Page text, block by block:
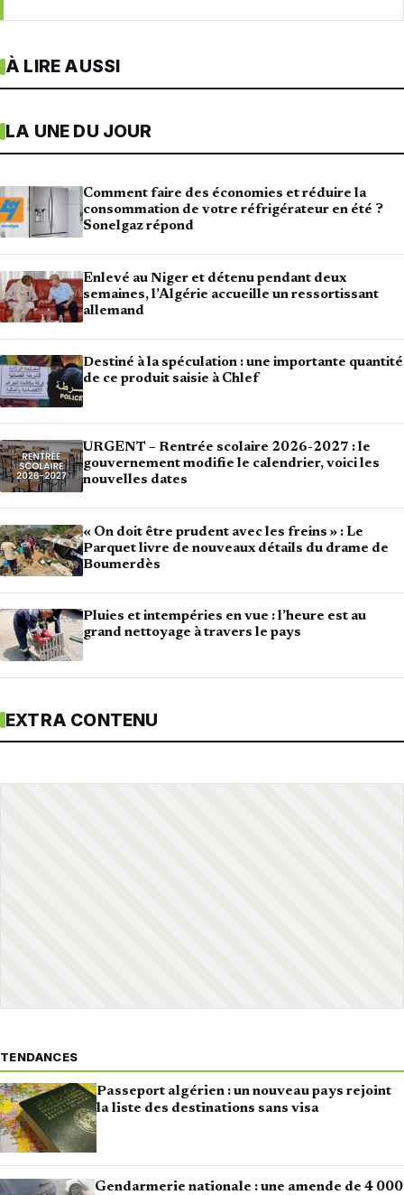
À LIRE AUSSI
LA UNE DU JOUR
Comment faire des économies et réduire la
consommation de votre réfrigérateur en été ?
Sonelgaz répond
Enlevé au Niger et détenu pendant deux
semaines, l’Algérie accueille un ressortissant
allemand
Destiné à la spéculation : une importante quantité
de ce produit saisie à Chlef
URGENT – Rentrée scolaire 2026-2027 : le
gouvernement modifie le calendrier, voici les
nouvelles dates
« On doit être prudent avec les freins » : Le
Parquet livre de nouveaux détails du drame de
Boumerdès
Pluies et intempéries en vue : l’heure est au
grand nettoyage à travers le pays
EXTRA CONTENU
TENDANCES
Passeport algérien : un nouveau pays rejoint
la liste des destinations sans visa
Gendarmerie nationale : une amende de 4 000